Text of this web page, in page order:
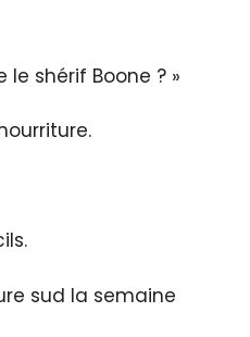
le shérif Boone ? »
sud la semaine